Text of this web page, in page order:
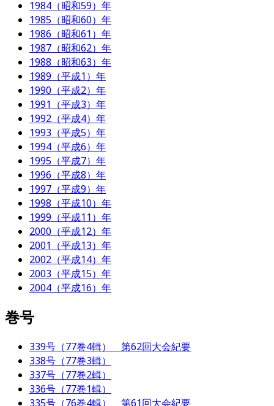
1984（昭和59）年
1985（昭和60）年
1986（昭和61）年
1987（昭和62）年
1988（昭和63）年
1989（平成1）年
1990（平成2）年
1991（平成3）年
1992（平成4）年
1993（平成5）年
1994（平成6）年
1995（平成7）年
1996（平成8）年
1997（平成9）年
1998（平成10）年
1999（平成11）年
2000（平成12）年
2001（平成13）年
2002（平成14）年
2003（平成15）年
2004（平成16）年
巻号
339号（77巻4輯） 第62回大会紀要
338号（77巻3輯）
337号（77巻2輯）
336号（77巻1輯）
335号（76巻4輯） 第61回大会紀要